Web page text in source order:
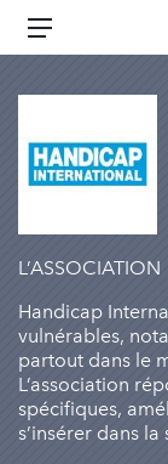
Aller
principal
Menu
L’ASSOCIATION
Handicap
vulnérables,
partout dans le
L’association
spécifiques,
s’insérer dans la